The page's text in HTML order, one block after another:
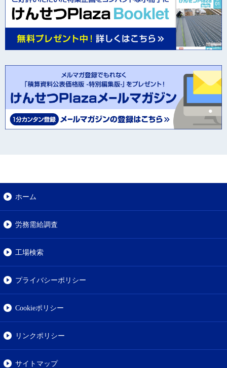
ホーム
労務需給調査
工場検索
プライバシーポリシー
Cookieポリシー
リンクポリシー
サイトマップ